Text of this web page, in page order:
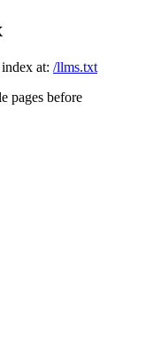
at: /llms.txt
pages before